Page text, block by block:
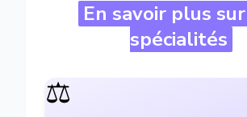
En savoir plus
spécialités
⚖️